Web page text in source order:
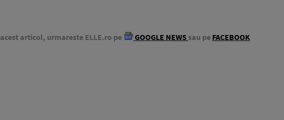
articol, urmareste ELLE.ro pe GOOGLE NEWS sau pe FACEBOOK